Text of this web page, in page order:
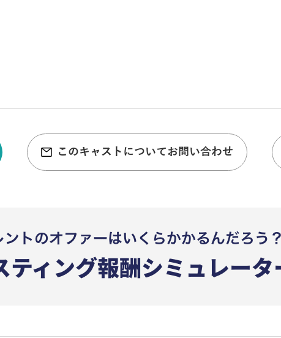
このキャストについてお問い合わせ